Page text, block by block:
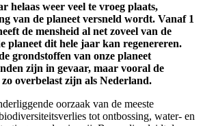
helaas weer veel te vroeg plaats,
van de planeet versneld wordt. Vanaf 1
de mensheid al net zoveel van de
planeet dit hele jaar kan regenereren.
grondstoffen van onze planeet
zijn in gevaar, maar vooral de
overbelast zijn als Nederland.
oorzaak van de meeste
tot ontbossing, water- en